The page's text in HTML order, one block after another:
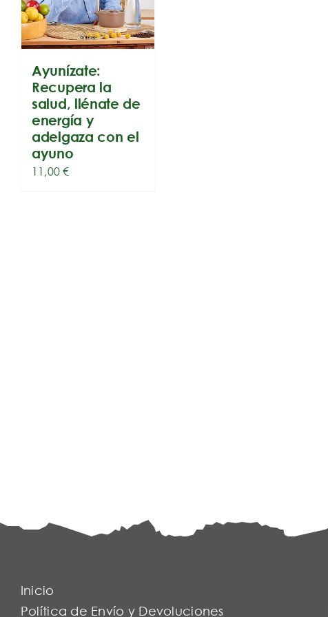
Ayunízate:
Recupera la
salud, llénate de
energía y
adelgaza con el
ayuno
11,00€
Inicio
Política de Envío y Devoluciones